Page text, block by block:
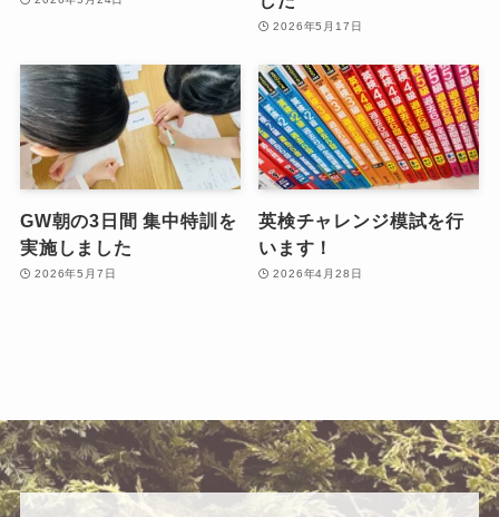
2026年5月17日
GW朝の3日間 集中特訓を
実施しました
2026年5月7日
英検チャレンジ模試を行
います！
2026年4月28日